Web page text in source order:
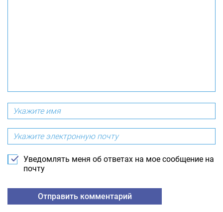
Уведомлять меня об ответах на мое сообщение на
почту